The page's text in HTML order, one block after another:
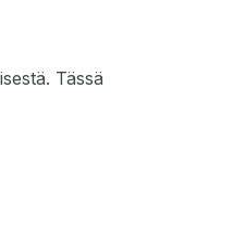
Tässä